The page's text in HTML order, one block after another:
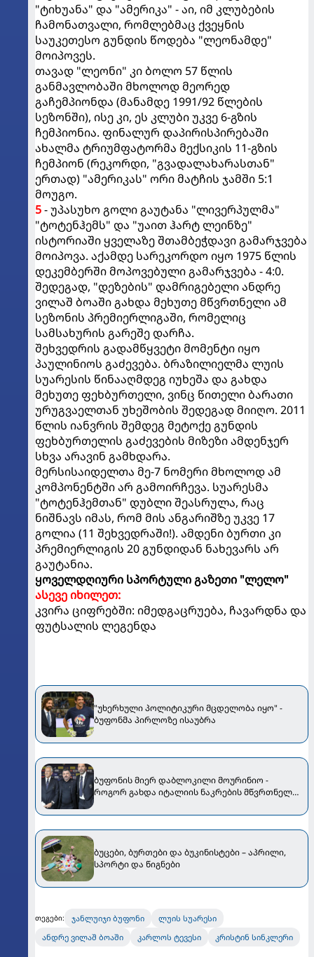
"ტიხუანა" და "ამერიკა" - აი, იმ კლუბების
ჩამონათვალი, რომლებმაც ქვეყნის
საუკეთესო გუნდის წოდება "ლეონამდე"
მოიპოვეს.
თავად "ლეონი" კი ბოლო 57 წლის
განმავლობაში მხოლოდ მეორედ
გაჩემპიონდა (მანამდე 1991/92 წლების
სეზონში), ისე კი, ეს კლუბი უკვე 6-გზის
ჩემპიონია. ფინალურ დაპირისპირებაში
ახალმა ტრიუმფატორმა მექსიკის 11-გზის
ჩემპიონ (რეკორდი, "გვადალახარასთან"
ერთად) "ამერიკას" ორი მატჩის ჯამში 5:1
მოუგო.
5- უპასუხო გოლი გაუტანა "ლივერპულმა"
"ტოტენჰემს" და "უაით ჰარტ ლეინზე"
ისტორიაში ყველაზე შთამბეჭდავი გამარჯვება
მოიპოვა. აქამდე სარეკორდო იყო 1975 წლის
დეკემბერში მოპოვებული გამარჯვება - 4:0.
შედეგად, "დეზების" დამრიგებელი ანდრე
ვილაშ ბოაში გახდა მეხუთე მწვრთნელი ამ
სეზონის პრემიერლიგაში, რომელიც
სამსახურის გარეშე დარჩა.
შეხვედრის გადამწყვეტი მომენტი იყო
პაულინიოს გაძევება. ბრაზილიელმა ლუის
სუარესის წინააღმდეგ იუხეშა და გახდა
მეხუთე ფეხბურთელი, ვინც წითელი ბარათი
ურუგვაელთან უხეშობის შედეგად მიიღო. 2011
წლის იანვრის შემდეგ მეტოქე გუნდის
ფეხბურთელის გაძევების მიზეზი ამდენჯერ
სხვა არავინ გამხდარა.
მერსისაიდელთა მე-7 ნომერი მხოლოდ ამ
კომპონენტში არ გამოირჩევა. სუარესმა
"ტოტენჰემთან" დუბლი შეასრულა, რაც
ნიშნავს იმას, რომ მის ანგარიშზე უკვე 17
გოლია (11 შეხვედრაში!). ამდენი ბურთი კი
პრემიერლიგის 20 გუნდიდან ნახევარს არ
გაუტანია.
ყოველდღიური სპორტული გაზეთი "ლელო"
ასევე იხილეთ:
კვირა ციფრებში: იმედგაცრუება, ჩავარდნა და
ფუტსალის ლეგენდა
"უხერხული პოლიტიკური მცდელობა იყო" -
ბუფონმა პირლოზე ისაუბრა
ბუფონის მიერ დაბლოკილი მოურინიო -
როგორ გახდა იტალიის ნაკრების მწვრთნელი
ბუცები, ბურთები და ბუკინისტები – აპრილი,
სპორტი და წიგნები
თეგები: ჯანლუიჯი ბუფონი
ლუის სუარესი
ანდრე ვილაშ ბოაში
კარლოს ტევესი კრისტინ სინკლერი